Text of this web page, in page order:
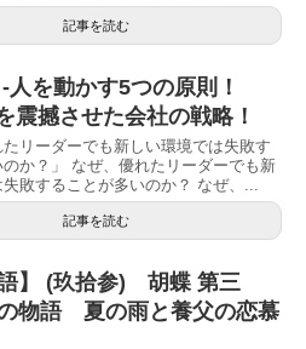
記事を読む
-人を動かす5つの原則！
震撼させた会社の戦略！
たリーダーでも新しい環境では失敗す
か？」 なぜ、優れたリーダーでも新
敗することが多いのか？ なぜ、...
記事を読む
語】 (玖拾参) 胡蝶 第三
物語 夏の雨と養父の恋慕